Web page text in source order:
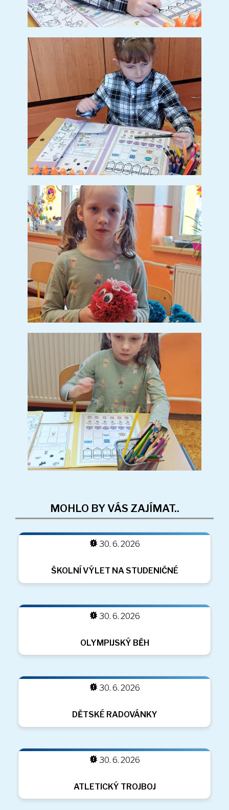
MOHLO BY VÁS ZAJÍMAT..
30. 6. 2026
ŠKOLNÍ VÝLET NA STUDENIČNÉ
30. 6. 2026
30. 6. 2026
30. 6. 2026